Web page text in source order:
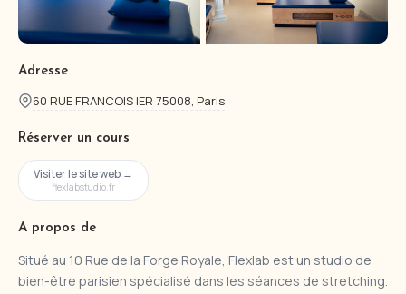
Adresse
60 RUE FRANCOIS IER 75008, Paris
Réserver un cours
Visiter le site web →
flexlabstudio.fr
A propos de
Situé au 10 Rue de la Forge Royale, Flexlab est un studio de
bien-être parisien spécialisé dans les séances de stretching.